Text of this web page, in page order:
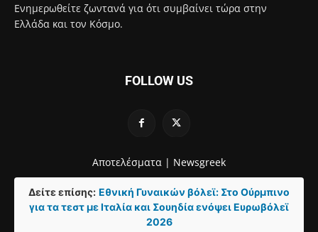
Ενημερωθείτε ζωντανά για ότι συμβαίνει τώρα στην
Ελλάδα και τον Κόσμο.
FOLLOW US
Αποτελέσματα | Newsgreek
Δείτε επίσης: Εθνική Γυναικών βόλεϊ: Στο Ούρμπινο
για τα τεστ με Ιταλία και Σουηδία ενόψει Ευρωβόλεϊ
2026